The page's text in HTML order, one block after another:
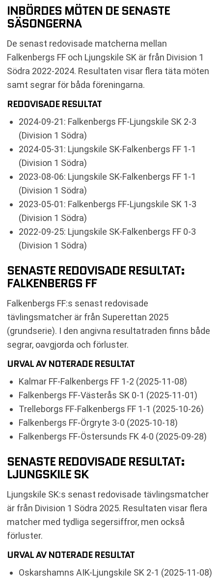
INBÖRDES MÖTEN DE SENASTE
SÄSONGERNA
De senast redovisade matcherna mellan
Falkenbergs FF och Ljungskile SK är från Division 1
Södra 2022-2024. Resultaten visar flera täta möten
samt segrar för båda föreningarna.
REDOVISADE RESULTAT
2024-09-21: Falkenbergs FF-Ljungskile SK 2-3
(Division 1 Södra)
2024-05-31: Ljungskile SK-Falkenbergs FF 1-1
(Division 1 Södra)
2023-08-06: Ljungskile SK-Falkenbergs FF 1-1
(Division 1 Södra)
2023-05-01: Falkenbergs FF-Ljungskile SK 1-3
(Division 1 Södra)
2022-09-25: Ljungskile SK-Falkenbergs FF 0-3
(Division 1 Södra)
SENASTE REDOVISADE RESULTAT:
FALKENBERGS FF
Falkenbergs FF:s senast redovisade
tävlingsmatcher är från Superettan 2025
(grundserie). I den angivna resultatraden finns både
segrar, oavgjorda och förluster.
URVAL AV NOTERADE RESULTAT
Kalmar FF-Falkenbergs FF 1-2 (2025-11-08)
Falkenbergs FF-Västerås SK 0-1 (2025-11-01)
Trelleborgs FF-Falkenbergs FF 1-1 (2025-10-26)
Falkenbergs FF-Örgryte 3-0 (2025-10-18)
Falkenbergs FF-Östersunds FK 4-0 (2025-09-28)
SENASTE REDOVISADE RESULTAT:
LJUNGSKILE SK
Ljungskile SK:s senast redovisade tävlingsmatcher
är från Division 1 Södra 2025. Resultaten visar flera
matcher med tydliga segersiffror, men också
förluster.
URVAL AV NOTERADE RESULTAT
Oskarshamns AIK-Ljungskile SK 2-1 (2025-11-08)